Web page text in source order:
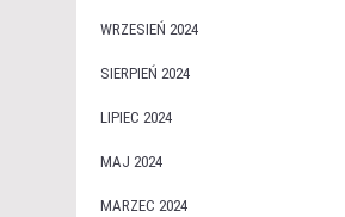
WRZESIEŃ 2024
SIERPIEŃ 2024
LIPIEC 2024
MAJ 2024
MARZEC 2024